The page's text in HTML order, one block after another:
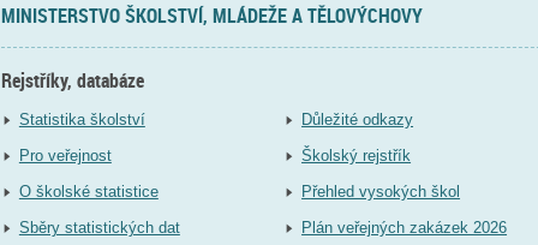
MINISTERSTVO ŠKOLSTVÍ, MLÁDEŽE A TĚLOVÝCHOVY
Rejstříky, databáze
Statistika školství
Pro veřejnost
O školské statistice
Sběry statistických dat
Důležité odkazy
Školský rejstřík
Přehled vysokých škol
Plán veřejných zakázek 2026